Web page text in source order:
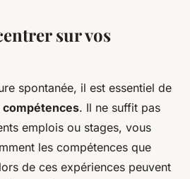
sur vos
spontanée, il est essentiel de
compétences. Il ne suffit pas
emplois ou stages, vous
les compétences que
de ces expériences peuvent